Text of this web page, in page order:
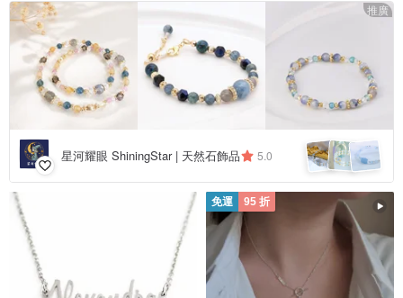
推廣
星河耀眼 ShiningStar | 天然石飾品 5.0
免運 95 折